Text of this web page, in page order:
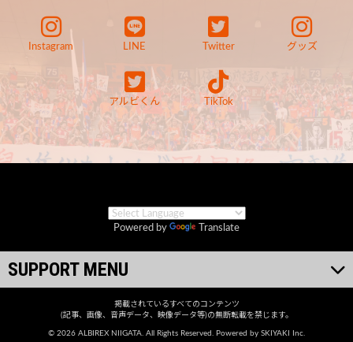
Instagram LINE Twitter グッズ
アルビくん TikTok
Powered by Translate
SUPPORT MENU
掲載されているすべてのコンテンツ
(記事、画像、音声データ、映像データ等)の無断転載を禁じます。
© 2026 ALBIREX NIIGATA. All Rights Reserved. Powered by SKIYAKI Inc.